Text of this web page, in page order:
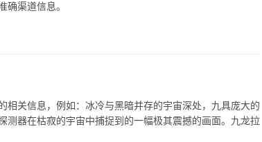
确渠道信息。
相关信息，例如：冰冷与黑暗并存的宇宙深处，九具庞大的
测器在枯寂的宇宙中捕捉到的一幅极其震撼的画面。九龙拉